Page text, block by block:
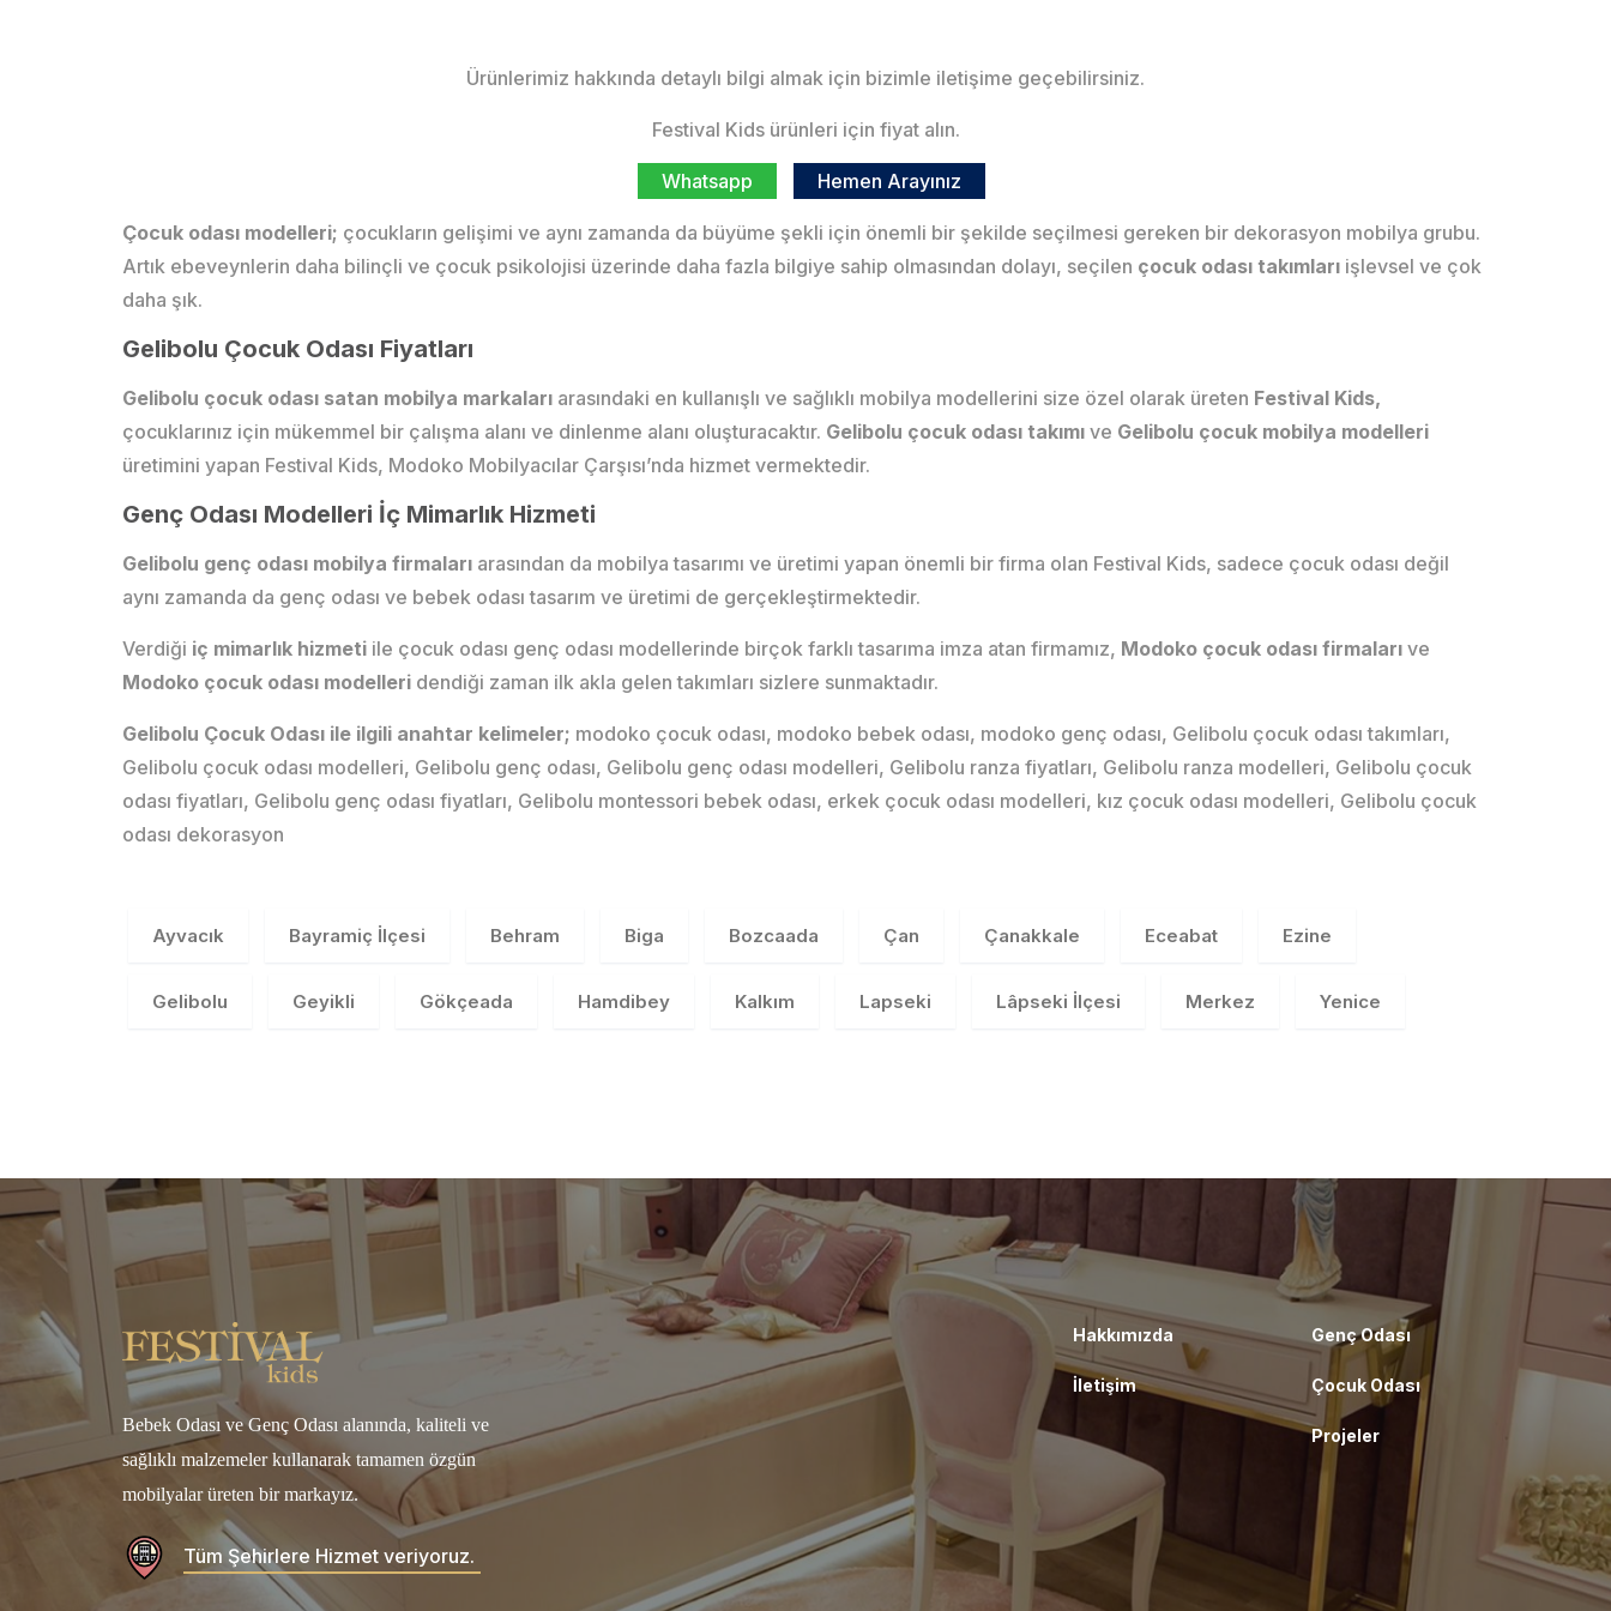
Ürünlerimiz hakkında detaylı bilgi almak için bizimle iletişime geçebilirsiniz.
Festival Kids ürünleri için fiyat alın.
Whatsapp Hemen Arayınız
Çocuk odası modelleri; çocukların gelişimi ve aynı zamanda da büyüme şekli için önemli bir şekilde seçilmesi gereken bir dekorasyon mobilya grubu.
Artık ebeveynlerin daha bilinçli ve çocuk psikolojisi üzerinde daha fazla bilgiye sahip olmasından dolayı, seçilen çocuk odası takımları işlevsel ve çok
daha şık.
Gelibolu Çocuk Odası Fiyatları
Gelibolu çocuk odası satan mobilya markaları arasındaki en kullanışlı ve sağlıklı mobilya modellerini size özel olarak üreten Festival Kids,
çocuklarınız için mükemmel bir çalışma alanı ve dinlenme alanı oluşturacaktır. Gelibolu çocuk odası takımı ve Gelibolu çocuk mobilya modelleri
üretimini yapan Festival Kids, Modoko Mobilyacılar Çarşısı’nda hizmet vermektedir.
Genç Odası Modelleri İç Mimarlık Hizmeti
Gelibolu genç odası mobilya firmaları arasından da mobilya tasarımı ve üretimi yapan önemli bir firma olan Festival Kids, sadece çocuk odası değil
aynı zamanda da genç odası ve bebek odası tasarım ve üretimi de gerçekleştirmektedir.
Verdiği iç mimarlık hizmeti ile çocuk odası genç odası modellerinde birçok farklı tasarıma imza atan firmamız, Modoko çocuk odası firmaları ve
Modoko çocuk odası modelleri dendiği zaman ilk akla gelen takımları sizlere sunmaktadır.
Gelibolu Çocuk Odası ile ilgili anahtar kelimeler; modoko çocuk odası, modoko bebek odası, modoko genç odası, Gelibolu çocuk odası takımları,
Gelibolu çocuk odası modelleri, Gelibolu genç odası, Gelibolu genç odası modelleri, Gelibolu ranza fiyatları, Gelibolu ranza modelleri, Gelibolu çocuk
odası fiyatları, Gelibolu genç odası fiyatları, Gelibolu montessori bebek odası, erkek çocuk odası modelleri, kız çocuk odası modelleri, Gelibolu çocuk
odası dekorasyon
Ayvacık Bayramiç İlçesi Behram Biga Bozcaada Çan Çanakkale Eceabat Ezine
Gelibolu Geyikli Gökçeada Hamdibey Kalkım Lapseki Lâpseki İlçesi Merkez Yenice
Bebek Odası ve Genç Odası alanında, kaliteli ve
sağlıklı malzemeler kullanarak tamamen özgün
mobilyalar üreten bir markayız.
Tüm Şehirlere Hizmet veriyoruz.
Hakkımızda
İletişim
Genç Odası
Çocuk Odası
Projeler